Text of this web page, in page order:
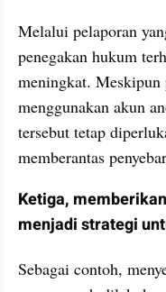
Melalui pelaporan
penegakan hukum
meningkat. Meskipun
menggunakan akun
tersebut tetap
memberantas
Ketiga,
menjadi strategi
Sebagai contoh,